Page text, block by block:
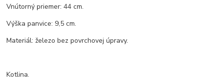
Vnútorný priemer: 44 cm.
Výška panvice: 9,5 cm.
Materiál: železo bez povrchovej úpravy.
Kotlina.